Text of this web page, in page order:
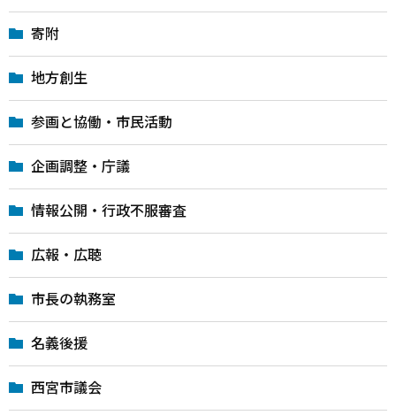
寄附
地方創生
参画と協働・市民活動
企画調整・庁議
情報公開・行政不服審査
広報・広聴
市長の執務室
名義後援
西宮市議会